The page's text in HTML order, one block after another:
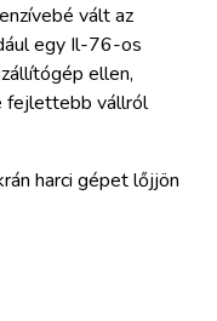
vált az
egy Il-76-os
ellen,
fejlettebb vállról
harci gépet lőjjön